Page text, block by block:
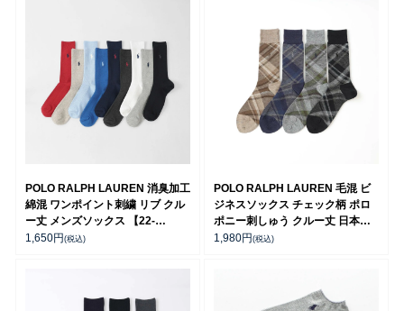
POLO RALPH LAUREN 消臭加工
綿混 ワンポイント刺繍 リブ クル
ー丈 メンズソックス 【22-
24cm】 【24-26cm】【26-
1,650円 (税込)
POLO RALPH LAUREN 毛混 ビ
ジネスソックス チェック柄 ポロ
ポニー刺しゅう クルー丈 日本製
メンズ 02045505
1,980円 (税込)